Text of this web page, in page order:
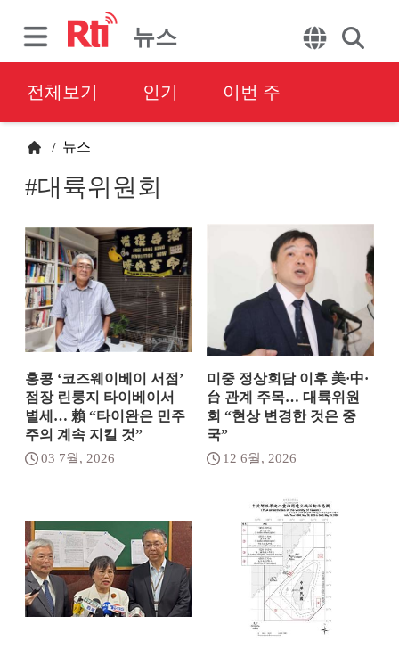
뉴스
전체보기 인기 이번 주
/ 뉴스
#대륙위원회
홍콩 ‘코즈웨이베이 서점’
점장 린룽지 타이베이서
별세… 賴 “타이완은 민주
주의 계속 지킬 것”
03 7월, 2026
미중 정상회담 이후 美·中·
台 관계 주목… 대륙위원
회 “현상 변경한 것은 중
국”
12 6월, 2026